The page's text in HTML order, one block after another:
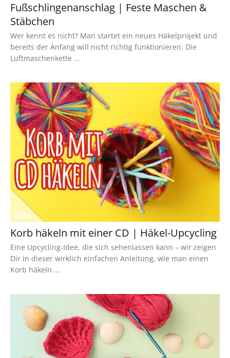
Fußschlingenanschlag | Feste Maschen &
Stäbchen
Wer kennt es nicht? Man startet ein neues Häkelprojekt und
bereits der Anfang will nicht richtig funktionieren. Die
Luftmaschenkette ...
Korb häkeln mit einer CD | Häkel-Upcycling
Eine Upcycling-Idee, die sich sehenlassen kann – wir zeigen
Dir in dieser wirklich einfachen Anleitung, wie man einen
Korb häkeln ...